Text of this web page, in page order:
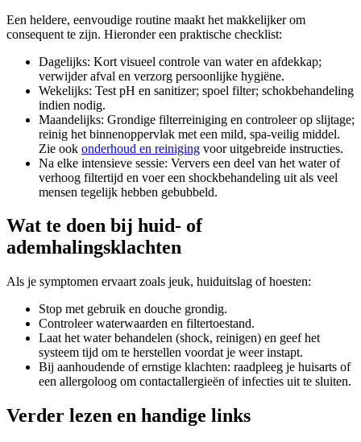
Een heldere, eenvoudige routine maakt het makkelijker om
consequent te zijn. Hieronder een praktische checklist:
Dagelijks: Kort visueel controle van water en afdekkap;
verwijder afval en verzorg persoonlijke hygiëne.
Wekelijks: Test pH en sanitizer; spoel filter; schokbehandeling
indien nodig.
Maandelijks: Grondige filterreiniging en controleer op slijtage;
reinig het binnenoppervlak met een mild, spa-veilig middel.
Zie ook onderhoud en reiniging voor uitgebreide instructies.
Na elke intensieve sessie: Ververs een deel van het water of
verhoog filtertijd en voer een shockbehandeling uit als veel
mensen tegelijk hebben gebubbeld.
Wat te doen bij huid- of
ademhalingsklachten
Als je symptomen ervaart zoals jeuk, huiduitslag of hoesten:
Stop met gebruik en douche grondig.
Controleer waterwaarden en filtertoestand.
Laat het water behandelen (shock, reinigen) en geef het
systeem tijd om te herstellen voordat je weer instapt.
Bij aanhoudende of ernstige klachten: raadpleeg je huisarts of
een allergoloog om contactallergieën of infecties uit te sluiten.
Verder lezen en handige links